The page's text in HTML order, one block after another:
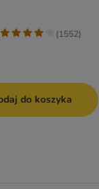
(1552)
do koszyka